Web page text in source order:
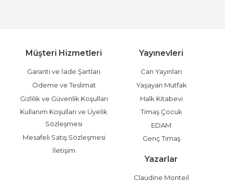
Müşteri Hizmetleri
Garanti ve İade Şartları
Ödeme ve Teslimat
Gizlilik ve Güvenlik Koşulları
Kullanım Koşulları ve Üyelik
Sözleşmesi
Mesafeli Satış Sözleşmesi
İletişim
Yayınevleri
Can Yayınları
Yaşayan Mutfak
Halk Kitabevi
Timaş Çocuk
EDAM
Genç Timaş
Yazarlar
Claudine Monteil